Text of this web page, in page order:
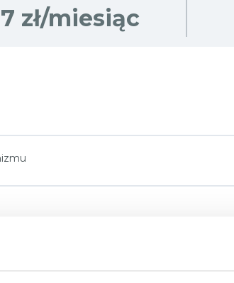
zł/miesiąc